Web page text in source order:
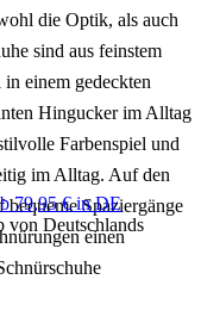
die Optik, als auch
sind aus feinstem
einem gedeckten
Hingucker im Alltag
Farbenspiel und
im Alltag. Auf den
bequeme Spaziergänge
einen
79,95 € in DE
von Deutschlands